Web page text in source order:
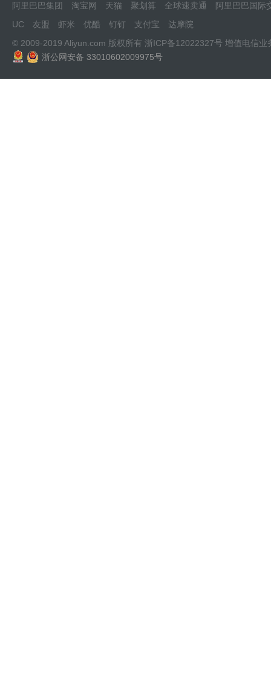
阿里巴巴集团 淘宝网 天猫 聚划算 全球速卖通
阿里巴巴国际
UC
友盟 虾米 优酷 钉钉 支付宝
达摩院
© 2009-2019 Aliyun.com 版权所有 浙ICP备12022327号 增值电信业
浙公网安备 33010602009975号